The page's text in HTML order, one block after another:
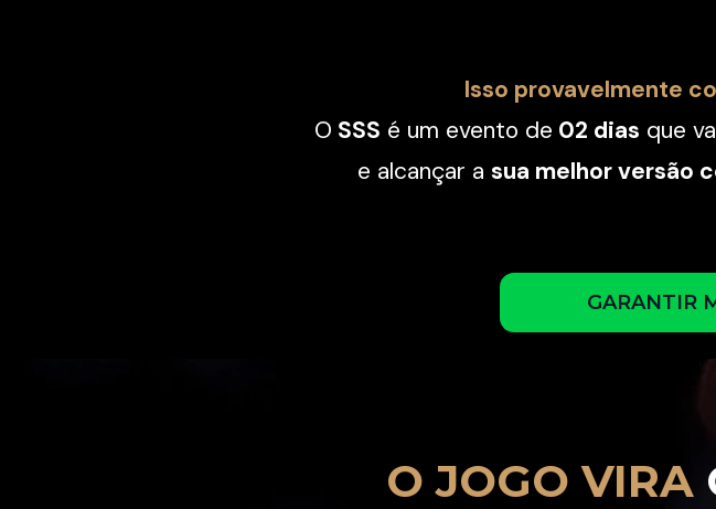
Isso provavelmente
O SSS é um evento de 02 dias que
e alcançar a sua melhor versão
GARANTIR
O JOGO VIRA